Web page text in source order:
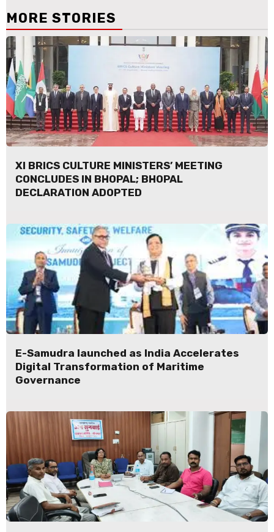
MORE STORIES
XI BRICS CULTURE MINISTERS’ MEETING
CONCLUDES IN BHOPAL; BHOPAL
DECLARATION ADOPTED
E-Samudra launched as India Accelerates
Digital Transformation of Maritime
Governance